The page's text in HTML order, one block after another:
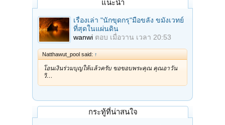
แนะนำ
เรื่องเล่า "นักขุดกรุ"มือขลัง ขมังเวทย์
ที่สุดในแผ่นดิน
wanwi ตอบ เมื่อวาน เวลา 20:53
Natthawut_pool said: ↑
โอนเงินร่วมบุญให้แล้วครับ ขอขอบพระคุณ คุณอาวัน
วิ…
กระทู้ที่น่าสนใจ